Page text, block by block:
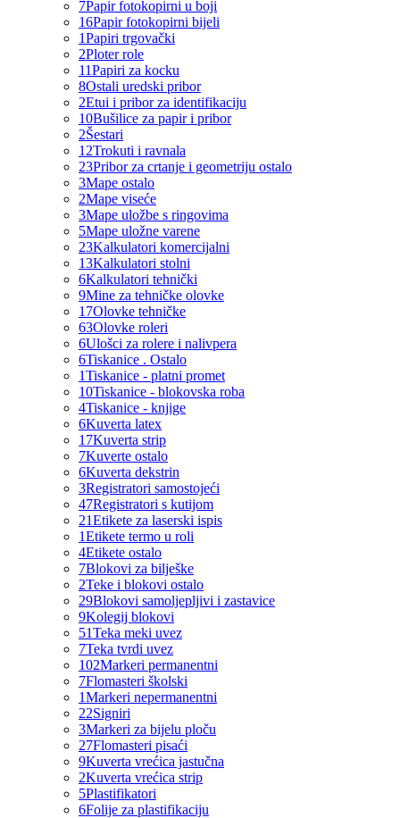
7Papir fotokopirni u boji
16Papir fotokopirni bijeli
1Papiri trgovački
2Ploter role
11Papiri za kocku
8Ostali uredski pribor
2Etui i pribor za identifikaciju
10Bušilice za papir i pribor
2Šestari
12Trokuti i ravnala
23Pribor za crtanje i geometriju ostalo
3Mape ostalo
2Mape viseće
3Mape uložbe s ringovima
5Mape uložne varene
23Kalkulatori komercijalni
13Kalkulatori stolni
6Kalkulatori tehnički
9Mine za tehničke olovke
17Olovke tehničke
63Olovke roleri
6Ulošci za rolere i nalivpera
6Tiskanice . Ostalo
1Tiskanice - platni promet
10Tiskanice - blokovska roba
4Tiskanice - knjige
6Kuverta latex
17Kuverta strip
7Kuverte ostalo
6Kuverta dekstrin
3Registratori samostojeći
47Registratori s kutijom
21Etikete za laserski ispis
1Etikete termo u roli
4Etikete ostalo
7Blokovi za bilješke
2Teke i blokovi ostalo
29Blokovi samoljepljivi i zastavice
9Kolegij blokovi
51Teka meki uvez
7Teka tvrdi uvez
102Markeri permanentni
7Flomasteri školski
1Markeri nepermanentni
22Signiri
3Markeri za bijelu ploču
27Flomasteri pisaći
9Kuverta vrećica jastučna
2Kuverta vrećica strip
5Plastifikatori
6Folije za plastifikaciju